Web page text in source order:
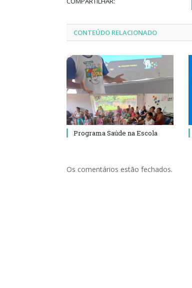
CONTEÚDO RELACIONADO
Programa Saúde na Escola
Os comentários estão fechados.